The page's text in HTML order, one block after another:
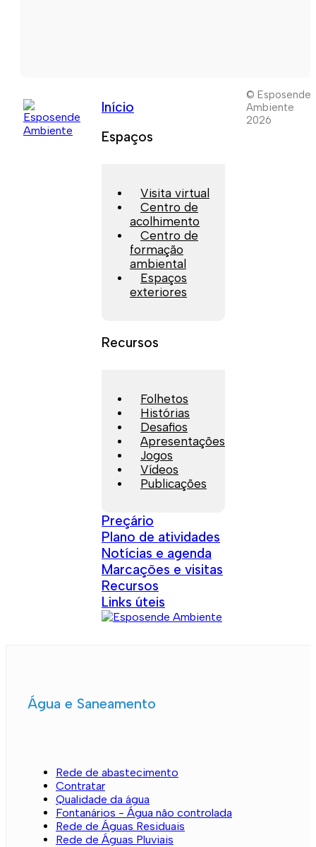
Início
Espaços
Visita virtual
Centro de
acolhimento
Centro de
formação
ambiental
Espaços
exteriores
Recursos
Folhetos
Histórias
Desafios
Apresentações
Jogos
Vídeos
Publicações
Preçário
Plano de atividades
Notícias e agenda
Marcações e visitas
Recursos
Links úteis
© Esposende
Ambiente
2026
Água e Saneamento
Rede de abastecimento
Contratar
Qualidade da água
Fontanários - Água não controlada
Rede de Águas Residuais
Rede de Águas Pluviais